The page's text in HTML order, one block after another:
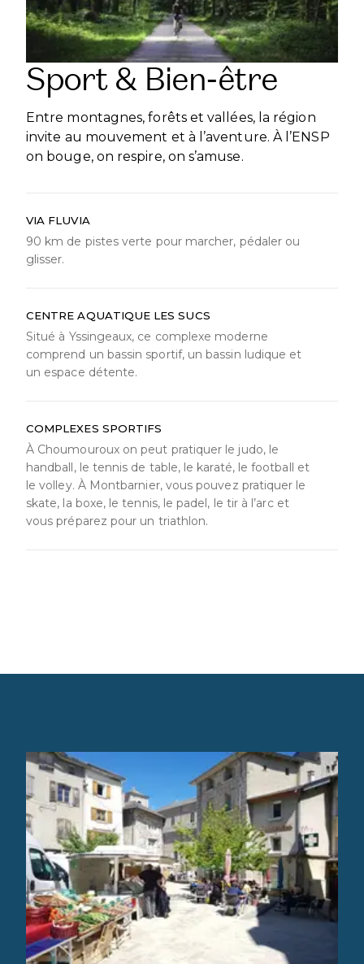
Sport & Bien-être
Entre montagnes, forêts et vallées, la région
invite au mouvement et à l’aventure. À l’ENSP
on bouge, on respire, on s’amuse.
VIA FLUVIA
90 km de pistes verte pour marcher, pédaler ou
glisser.
CENTRE AQUATIQUE LES SUCS
Situé à Yssingeaux, ce complexe moderne
comprend un bassin sportif, un bassin ludique et
un espace détente.
COMPLEXES SPORTIFS
À Choumouroux on peut pratiquer le judo, le
handball, le tennis de table, le karaté, le football et
le volley. À Montbarnier, vous pouvez pratiquer le
skate, la boxe, le tennis, le padel, le tir à l’arc et
vous préparez pour un triathlon.